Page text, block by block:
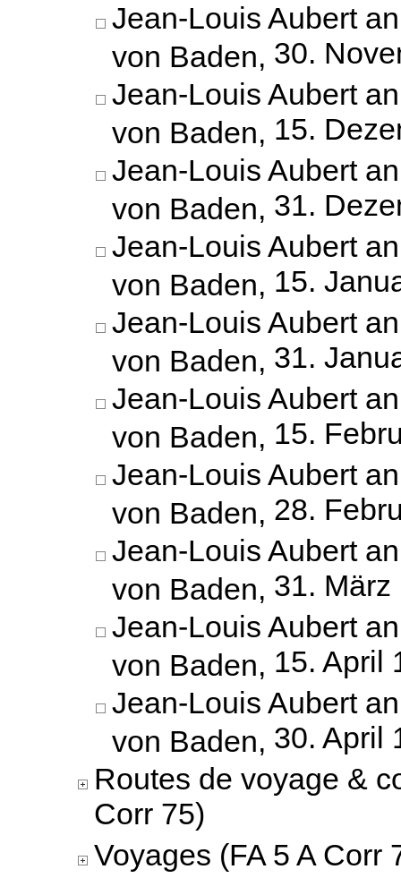
Jean-Louis Aubert
von Baden, 30.
Jean-Louis Aubert
von Baden, 15.
Jean-Louis Aubert
von Baden, 31.
Jean-Louis Aubert
von Baden, 15.
Jean-Louis Aubert
von Baden, 31.
Jean-Louis Aubert
von Baden, 15.
Jean-Louis Aubert
von Baden, 28.
Jean-Louis Aubert
von Baden, 31. März
Jean-Louis Aubert
von Baden, 15. April
Jean-Louis Aubert
von Baden, 30. April
Routes de voyage &
Corr 75)
Voyages (FA 5 A Corr